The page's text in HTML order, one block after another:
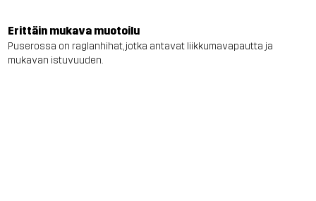
Erittäin mukava muotoilu
Puserossa on raglanhihat, jotka antavat liikkumavapautta ja
mukavan istuvuuden.